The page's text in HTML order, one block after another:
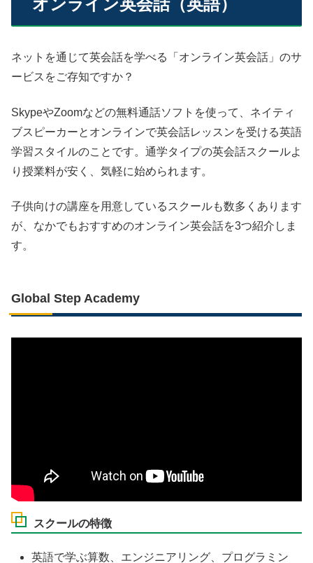
ネットを通じて英会話を学べる「オンライン英会話」のサ
ービスをご存知ですか？
SkypeやZoomなどの無料通話ソフトを使って、ネイティ
ブスピーカーとオンラインで英会話レッスンを受ける英語
学習スタイルのことです。通学タイプの英会話スクールよ
り授業料が安く、気軽に始められます。
子供向けの講座を用意しているスクールも数多くあります
が、なかでもおすすめのオンライン英会話を3つ紹介しま
す。
Global Step Academy
スクールの特徴
英語で学ぶ算数、エンジニアリング、プログラミン